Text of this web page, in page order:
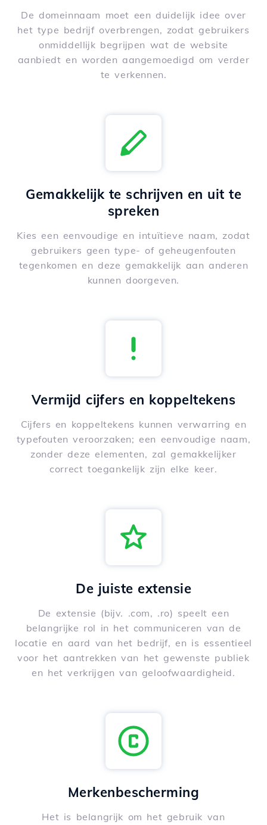
De domeinnaam moet een duidelijk idee over
het type bedrijf overbrengen, zodat gebruikers
onmiddellijk begrijpen wat de website
aanbiedt en worden aangemoedigd om verder
te verkennen.
Gemakkelijk te schrijven en uit te
spreken
Kies een eenvoudige en intuïtieve naam, zodat
gebruikers geen type- of geheugenfouten
tegenkomen en deze gemakkelijk aan anderen
kunnen doorgeven.
Vermijd cijfers en koppeltekens
Cijfers en koppeltekens kunnen verwarring en
typefouten veroorzaken; een eenvoudige naam,
zonder deze elementen, zal gemakkelijker
correct toegankelijk zijn elke keer.
De juiste extensie
De extensie (bijv. .com, .ro) speelt een
belangrijke rol in het communiceren van de
locatie en aard van het bedrijf, en is essentieel
voor het aantrekken van het gewenste publiek
en het verkrijgen van geloofwaardigheid.
Merkenbescherming
Het is belangrijk om het gebruik van